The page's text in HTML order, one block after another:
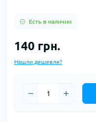
Есть в наличии
140 грн.
Нашли дешевле?